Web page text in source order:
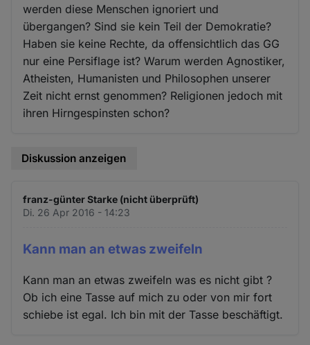
werden diese Menschen ignoriert und
übergangen? Sind sie kein Teil der Demokratie?
Haben sie keine Rechte, da offensichtlich das GG
nur eine Persiflage ist? Warum werden Agnostiker,
Atheisten, Humanisten und Philosophen unserer
Zeit nicht ernst genommen? Religionen jedoch mit
ihren Hirngespinsten schon?
Diskussion anzeigen
franz-günter Starke (nicht überprüft)
Di. 26 Apr 2016 - 14:23
Kann man an etwas zweifeln
Kann man an etwas zweifeln was es nicht gibt ?
Ob ich eine Tasse auf mich zu oder von mir fort
schiebe ist egal. Ich bin mit der Tasse beschäftigt.